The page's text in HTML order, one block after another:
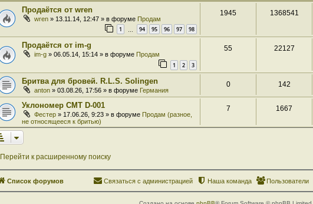
Продаётся от wren
wren » 13.11.14, 12:47 » в форуме Продам
1 94 95 96 97 98
1945 1368541
Продаётся от im-g
im-g » 06.05.14, 15:14 » в форуме Продам
1 2 3
55 22127
Бритва для бровей. R.L.S. Solingen
anton » 03.08.26, 17:56 » в форуме Германия
0 142
Уклономер СМТ D-001
Фестер » 17.06.26, 9:23 » в форуме Продам (разное,
не относящееся к бритью)
7 1667
Перейти к расширенному поиску
Список форумов Пользователи
Наша команда
Связаться с администрацией